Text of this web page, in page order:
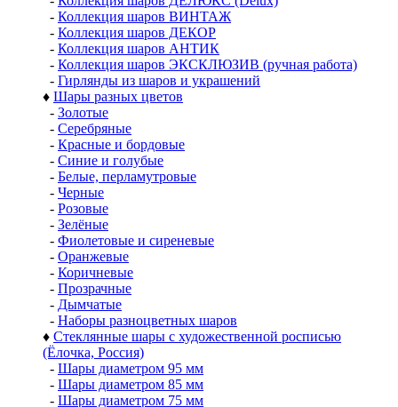
- Коллекция шаров ВИНТАЖ
- Коллекция шаров ДЕКОР
- Коллекция шаров АНТИК
- Коллекция шаров ЭКСКЛЮЗИВ (ручная работа)
- Гирлянды из шаров и украшений
♦ Шары разных цветов
- Золотые
- Серебряные
- Красные и бордовые
- Синие и голубые
- Белые, перламутровые
- Черные
- Розовые
- Зелёные
- Фиолетовые и сиреневые
- Оранжевые
- Коричневые
- Прозрачные
- Дымчатые
- Наборы разноцветных шаров
♦ Стеклянные шары с художественной росписью
(Ёлочка, Россия)
- Шары диаметром 95 мм
- Шары диаметром 85 мм
- Шары диаметром 75 мм